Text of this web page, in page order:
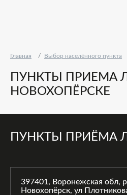
Главная Выбор населённого пункта
ПУНКТЫ ПРИЕМА
НОВОХОПЁРСКЕ
ПУНКТЫ ПРИЁМА
397401, Воронежская обл,
Новохопёрск, ул